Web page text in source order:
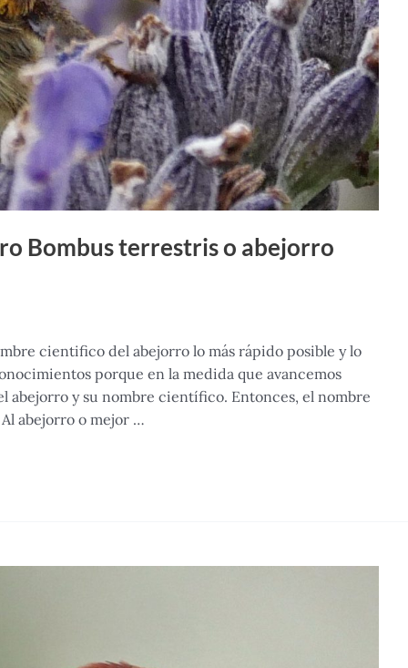
Bombus terrestris o abejorro
cientifico del abejorro lo más rápido posible y lo
porque en la medida que avancemos
abejorro y su nombre científico. Entonces, el nombre
abejorro o mejor …